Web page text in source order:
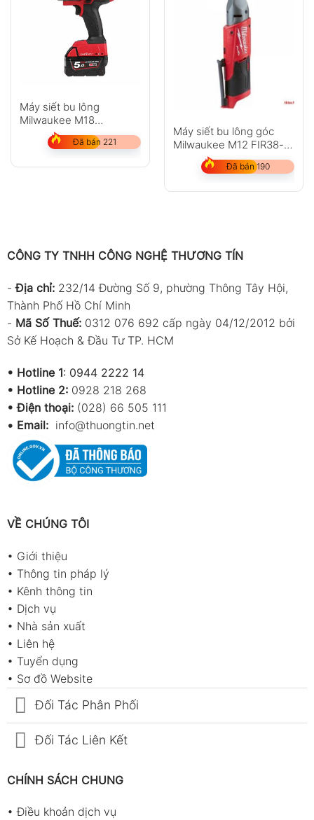
Máy siết bu lông
Milwaukee M18
ONEFHIWF34-502X
Đã bán 221
Máy siết bu lông góc
Milwaukee M12 FIR38-
Đã bán 190
CÔNG TY TNHH CÔNG NGHỆ THƯƠNG TÍN
-Địa chỉ: 232/14 Đường Số 9, phường Thông Tây Hội,
Thành Phố Hồ Chí Minh
- Mã Số Thuế: 0312 076 692 cấp ngày 04/12/2012 bởi
Sở Kế Hoạch & Đầu Tư TP. HCM
• Hotline 1: 0944 2222 14
• Hotline 2: 0928 218 268
• Điện thoại: (028) 66 505 111
• Email: info@thuongtin.net
VỀ CHÚNG TÔI
• Giới thiệu
• Thông tin pháp lý
• Kênh thông tin
• Dịch vụ
• Nhà sản xuất
• Liên hệ
• Tuyển dụng
• Sơ đồ Website
Đối Tác Phân Phối
Đối Tác Liên Kết
CHÍNH SÁCH CHUNG
•Điều khoản dịch vụ